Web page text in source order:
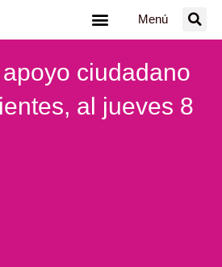
Menú
ciudadano
al jueves 8